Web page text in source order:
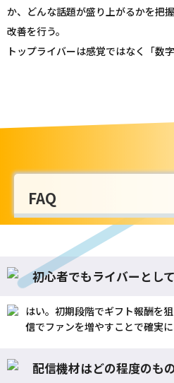
か、どんな話題が盛り上がるかを把
改善を行う。
トップライバーは感覚ではなく「数
FAQ
初心者でもライバーとし
はい。初期段階でギフト報酬を
信でファンを増やすことで確実に
配信機材はどの程度のも